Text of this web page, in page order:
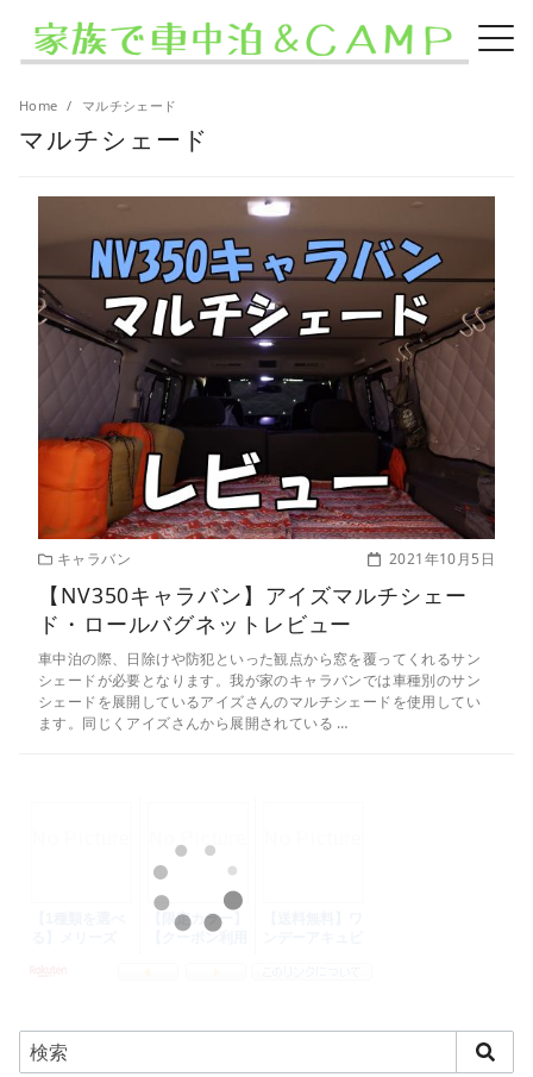
Home マルチシェード
マルチシェード
キャラバン 2021年10月5日
【NV350キャラバン】アイズマルチシェー
ド・ロールバグネットレビュー
車中泊の際、日除けや防犯といった観点から窓を覆ってくれるサン
シェードが必要となります。我が家のキャラバンでは車種別のサン
シェードを展開しているアイズさんのマルチシェードを使用してい
ます。同じくアイズさんから展開されている …